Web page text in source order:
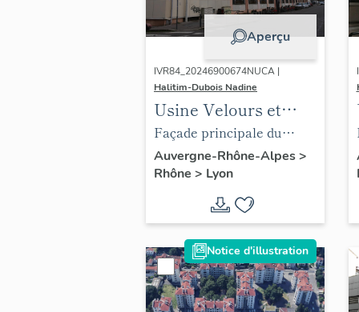
Aperçu
IVR84_20246900674NUCA |
Halitim-Dubois Nadine
Usine Velours et
Peluches Lyon 3e
Façade principale du
bâtiment de la rue
Baraban
Auvergne-Rhône-Alpes>
Rhône > Lyon
Notice d'illustration